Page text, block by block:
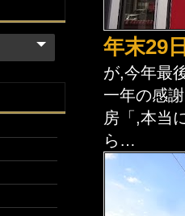
年末29
が,今年最
一年の感
房「,本当
ら…